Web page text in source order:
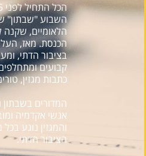
השבוע "שבתון"
הלאומיים, שקנה
הכנסת. מאז,
בציבור הדתי,
קבועים
כתבות מגזין,
המדורים בשבתון
אנשי אקדמיה
והמגזין נוגע
הציבור הדתי.